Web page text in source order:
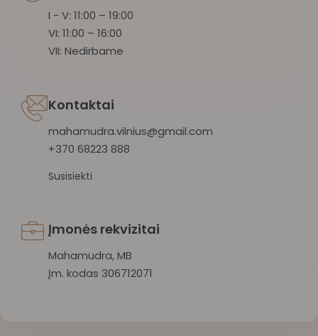
I - V: 11:00 – 19:00
VI: 11:00 – 16:00
VII: Nedirbame
Kontaktai
mahamudra.vilnius@gmail.com
+370 68223 888
Susisiekti
Įmonės rekvizitai
Mahamudra, MB
Įm. kodas 306712071